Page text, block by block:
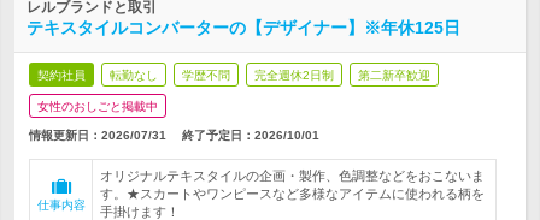
レルブランドと取引
テキスタイルコンバーターの【デザイナー】※年休125日
契約社員 転勤なし 学歴不問 完全週休2日制 第二新卒歓迎
女性のおしごと掲載中
情報更新日：2026/07/31 終了予定日： 2026/10/01
仕事内容
オリジナルテキスタイルの企画・製作、色調整などをおこないま
す。★スカートやワンピースなど多様なアイテムに使われる柄を
手掛けます！